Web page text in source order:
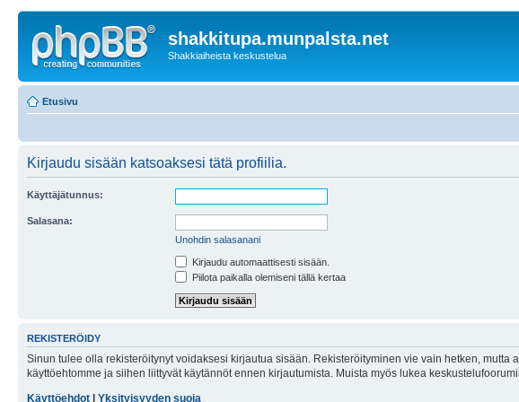
shakkitupa.munpalsta.net
Shakkiaiheista keskustelua
Etusivu
Kirjaudu sisään katsoaksesi tätä profiilia.
Käyttäjätunnus:
Salasana:
Unohdin salasanani
Kirjaudu automaattisesti sisään.
Piilota paikalla olemiseni tällä kertaa
REKISTERÖIDY
Sinun tulee olla rekisteröitynyt voidaksesi kirjautua sisään. Rekisteröityminen vie vain hetken,
käyttöehtomme ja siihen liittyvät käytännöt ennen kirjautumista. Muista myös lukea
Käyttöehdot
Yksityisyyden suoja